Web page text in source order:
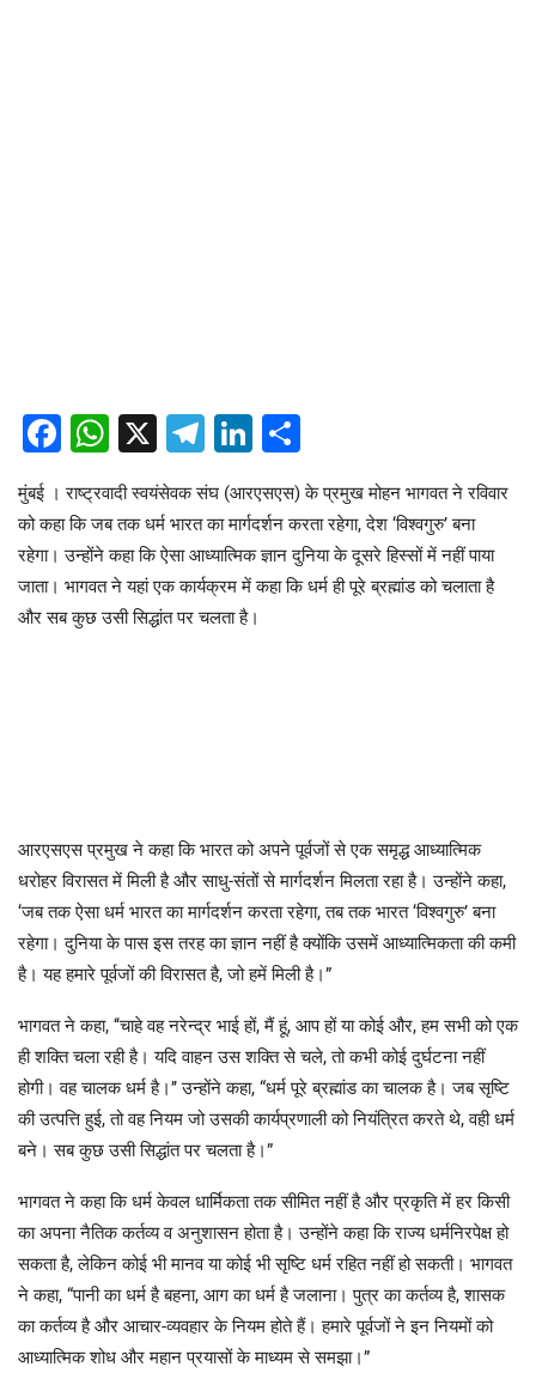
Facebook
WhatsApp
X Telegram
LinkedIn
मुंबई । राष्ट्रवादी स्वयंसेवक संघ (आरएसएस) के प्रमुख मोहन भागवत ने रविवार
को कहा कि जब तक धर्म भारत का मार्गदर्शन करता रहेगा, देश ‘विश्वगुरु’ बना
रहेगा। उन्होंने कहा कि ऐसा आध्यात्मिक ज्ञान दुनिया के दूसरे हिस्सों में नहीं पाया
जाता। भागवत ने यहां एक कार्यक्रम में कहा कि धर्म ही पूरे ब्रह्मांड को चलाता है
और सब कुछ उसी सिद्धांत पर चलता है।
आरएसएस प्रमुख ने कहा कि भारत को अपने पूर्वजों से एक समृद्ध आध्यात्मिक
धरोहर विरासत में मिली है और साधु-संतों से मार्गदर्शन मिलता रहा है। उन्होंने कहा,
‘जब तक ऐसा धर्म भारत का मार्गदर्शन करता रहेगा, तब तक भारत ‘विश्वगुरु’ बना
रहेगा। दुनिया के पास इस तरह का ज्ञान नहीं है क्योंकि उसमें आध्यात्मिकता की कमी
है। यह हमारे पूर्वजों की विरासत है, जो हमें मिली है।”
भागवत ने कहा, ‘‘चाहे वह नरेन्द्र भाई हों, मैं हूं, आप हों या कोई और, हम सभी को एक
ही शक्ति चला रही है। यदि वाहन उस शक्ति से चले, तो कभी कोई दुर्घटना नहीं
होगी। वह चालक धर्म है।’’ उन्होंने कहा, “धर्म पूरे ब्रह्मांड का चालक है। जब सृष्टि
की उत्पत्ति हुई, तो वह नियम जो उसकी कार्यप्रणाली को नियंत्रित करते थे, वही धर्म
बने। सब कुछ उसी सिद्धांत पर चलता है।”
भागवत ने कहा कि धर्म केवल धार्मिकता तक सीमित नहीं है और प्रकृति में हर किसी
का अपना नैतिक कर्तव्य व अनुशासन होता है। उन्होंने कहा कि राज्य धर्मनिरपेक्ष हो
सकता है, लेकिन कोई भी मानव या कोई भी सृष्टि धर्म रहित नहीं हो सकती। भागवत
ने कहा, “पानी का धर्म है बहना, आग का धर्म है जलाना। पुत्र का कर्तव्य है, शासक
का कर्तव्य है और आचार-व्यवहार के नियम होते हैं। हमारे पूर्वजों ने इन नियमों को
आध्यात्मिक शोध और महान प्रयासों के माध्यम से समझा।”